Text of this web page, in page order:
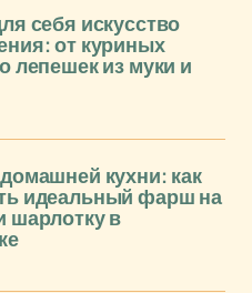
себя искусство
от куриных
лепешек из муки и
кухни: как
идеальный фарш на
шарлотку в